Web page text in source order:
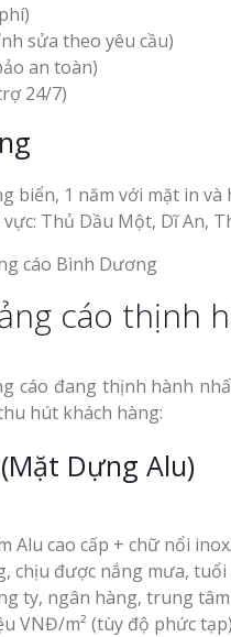
sửa theo yêu cầu)
an toàn)
24/7)
biển, 1 năm với mặt in và
Thủ Dầu Một, Dĩ An,
cáo thịnh
cáo đang thịnh hành
hút khách hàng:
Dựng Alu)
Alu cao cấp + chữ nổi
chịu được nắng mưa, tuổi
ty, ngân hàng, trung
VNĐ/m² (tùy độ phức